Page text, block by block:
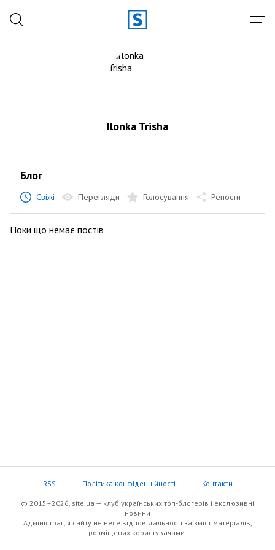
Ilonka Trisha
Блог
Свіжі Перегляди Голосування Репости
Поки що немає постів
RSS Політика конфіденційності Контакти
© 2015–2026, site.ua — клуб українських топ-блогерів i екслюзивнi
новини
Адміністрація сайту не несе відповідальності за зміст матеріалів,
розміщених користувачами.